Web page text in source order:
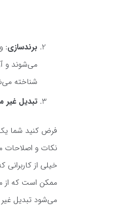
برندسازی:
می‌شوند و
شناخته
تبدیل غیر
فرض کنید شما یک
نکات و اصلاحات
خیلی از
می‌شود تبدیل